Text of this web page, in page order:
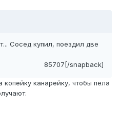
Сосед купил, поездил две
85707[/snapback]
канарейку, чтобы пела